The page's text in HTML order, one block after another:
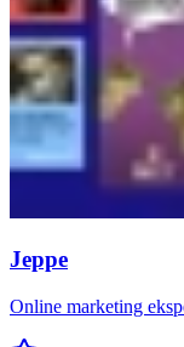
Jeppe
Online marketing